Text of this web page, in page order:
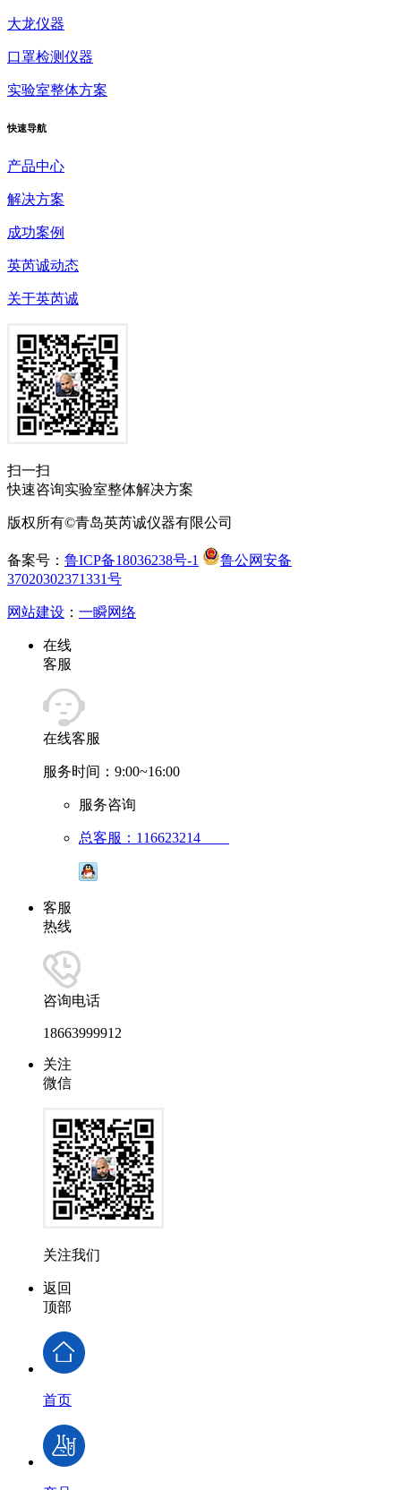
大龙仪器
口罩检测仪器
实验室整体方案
快速导航
产品中心
解决方案
成功案例
英芮诚动态
关于英芮诚
扫一扫
快速咨询实验室整体解决方案
版权所有©青岛英芮诚仪器有限公司
备案号： 鲁ICP备18036238号-1
鲁公网安备
37020302371331号
网站建设 ： 一瞬网络
在线
客服
在线客服
服务时间：9:00~16:00
服务咨询
总客服：116623214
客服
热线
咨询电话
18663999912
关注
微信
关注我们
返回
顶部
首页